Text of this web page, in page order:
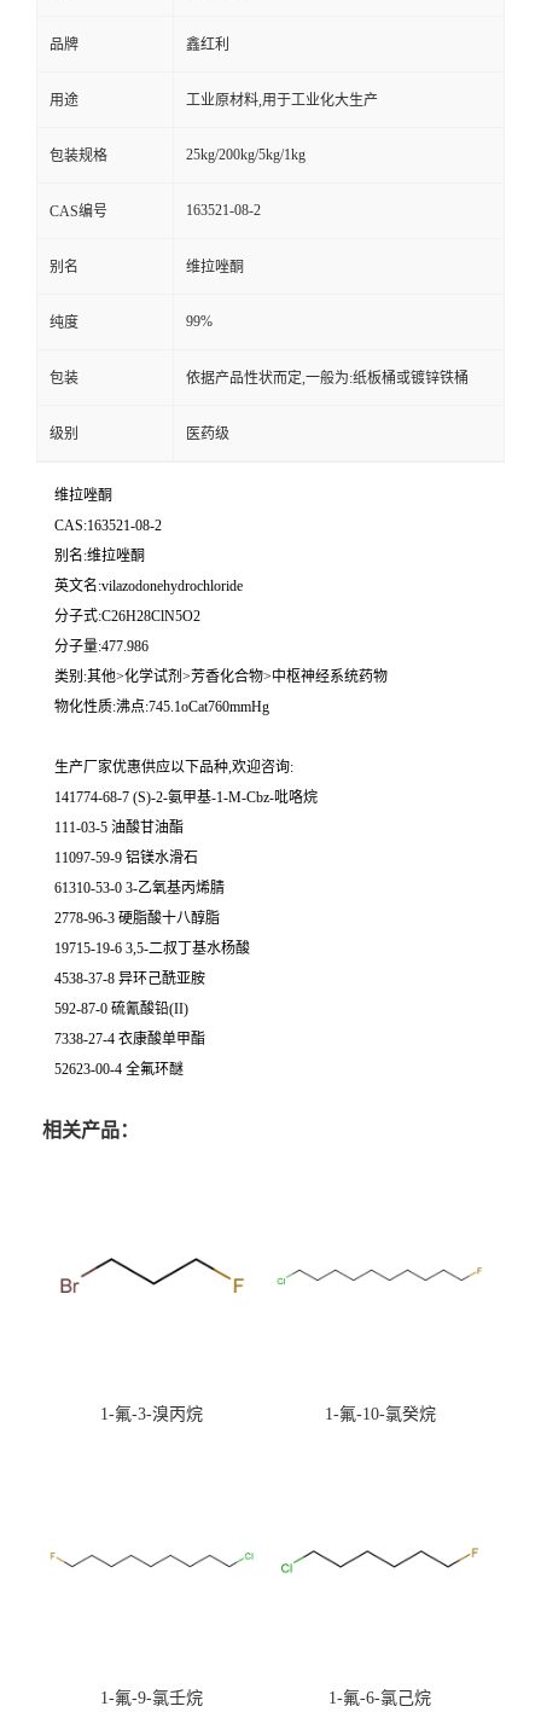
品牌 鑫红利
用途 工业原材料,用于工业化大生产
包装规格 25kg/200kg/5kg/1kg
CAS编号 163521-08-2
别名 维拉唑酮
纯度 99%
包装 依据产品性状而定,一般为:纸板桶或镀锌铁桶
级别 医药级
维拉唑酮
CAS:163521-08-2
别名:维拉唑酮
英文名:vilazodonehydrochloride
分子式:C26H28ClN5O2
分子量:477.986
类别:其他>化学试剂>芳香化合物>中枢神经系统药物
物化性质:沸点:745.1oCat760mmHg
生产厂家优惠供应以下品种,欢迎咨询:
141774-68-7 (S)-2-氨甲基-1-M-Cbz-吡咯烷
111-03-5 油酸甘油酯
11097-59-9 铝镁水滑石
61310-53-0 3-乙氧基丙烯腈
2778-96-3 硬脂酸十八醇脂
19715-19-6 3,5-二叔丁基水杨酸
4538-37-8 异环己酰亚胺
592-87-0 硫氰酸铅(II)
7338-27-4 衣康酸单甲酯
52623-00-4 全氟环醚
相关产品：
1-氟-3-溴丙烷 1-氟-10-氯癸烷
1-氟-9-氯壬烷 1-氟-6-氯己烷